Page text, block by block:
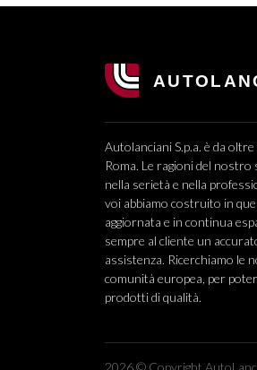
Autolanciani S.p.a. è da
Roma. Le ragioni del
nella serietà e nella
voi abbiamo costruito in
aggiornata e in continua
sempre al cliente un
assistenza. Ricerchiamo le
comunità europea, per
prodotti di qualità.